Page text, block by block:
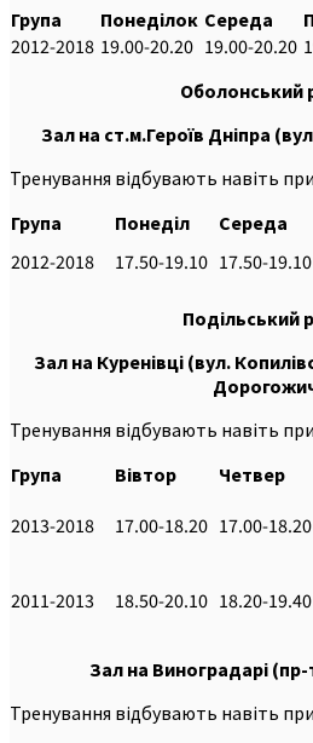
Група
Понеділок Середа
2012-2018 19.00-20.20 19.00-20.20
Оболонський
Зал на ст.м.Героїв Дніпра
Тренування відбувають навіть
Група
Понеділ Середа
2012-2018
17.50-19.10 17.50-19.10
Подільський
Зал на Куренівці (вул.
Тренування відбувають навіть
Група
Вівтор Четвер
2013-2018 17.00-18.20 17.00-18.20
2011-2013 18.50-20.10 18.20-19.40
Зал на Виноградарі
Тренування відбувають навіть